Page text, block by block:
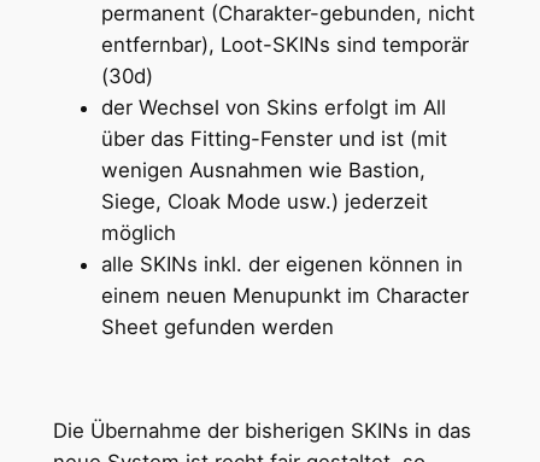
permanent (Charakter-gebunden, nicht
entfernbar), Loot-SKINs sind temporär
(30d)
der Wechsel von Skins erfolgt im All
über das Fitting-Fenster und ist (mit
wenigen Ausnahmen wie Bastion,
Siege, Cloak Mode usw.) jederzeit
möglich
alle SKINs inkl. der eigenen können in
einem neuen Menupunkt im Character
Sheet gefunden werden
Die Übernahme der bisherigen SKINs in das